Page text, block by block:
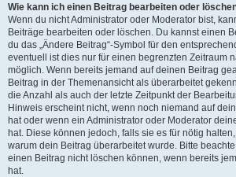
Wie kann ich einen Beitrag bearbeiten oder
Wenn du nicht Administrator oder Moderator bist,
Beiträge bearbeiten oder löschen. Du kannst einen
du das „Ändere Beitrag“-Symbol für den
eventuell ist dies nur für einen begrenzten Zeitraum
möglich. Wenn bereits jemand auf deinen Beitrag
Beitrag in der Themenansicht als überarbeitet
die Anzahl als auch der letzte Zeitpunkt der
Hinweis erscheint nicht, wenn noch niemand auf
hat oder wenn ein Administrator oder Moderator
hat. Diese können jedoch, falls sie es für nötig
warum dein Beitrag überarbeitet wurde. Bitte
einen Beitrag nicht löschen können, wenn bereits
hat.